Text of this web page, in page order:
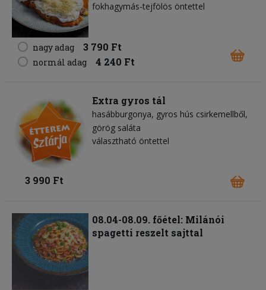
fokhagymás-tejfölös öntettel
nagy adag 3 790 Ft
normál adag 4 240 Ft
Extra gyros tál
hasábburgonya gyros hús csirkemellből
görög saláta
választható öntettel
3 990 Ft
08.04-08.09. főétel: Milánói
spagetti reszelt sajttal